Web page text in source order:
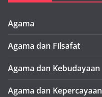
Agama
Agama dan Filsafat
Agama dan Kebudayaan
Agama dan Kepercayaan